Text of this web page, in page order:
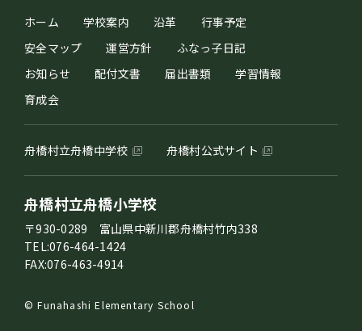
ホーム 学校案内 沿革
行事予定
安全マップ
運営方針
ふなっ子日記
お知らせ
配付文書 届出書類
学習情報
育成会
舟橋村立舟橋中学校 舟橋村公式サイト
舟橋村立舟橋小学校
〒930-0289 富山県中新川郡舟橋村竹内338
TEL:076-464-1424
FAX:076-463-4914
© Funahashi Elementary School